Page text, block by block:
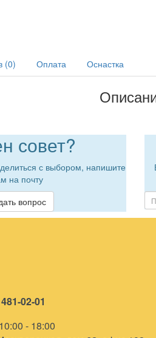
(0) Оплата Оснастка
совет?
с выбором, напишите
на почту
вопрос
02-01
- 18:00